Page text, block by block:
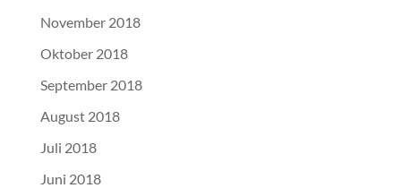
November 2018
Oktober 2018
September 2018
August 2018
Juli 2018
Juni 2018